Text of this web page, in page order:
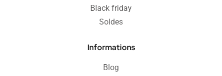
Black friday
Soldes
Informations
Blog